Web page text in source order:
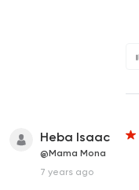
Heba Isaac
@Mama Mona
7 years ago